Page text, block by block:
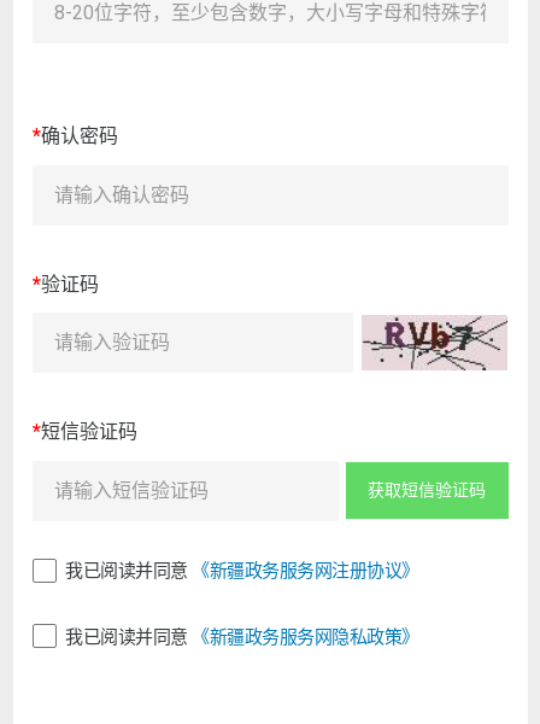
*确认密码
*验证码
*短信验证码
获取短信验证码
我已阅读并同意 《新疆政务服务网注册协议》
我已阅读并同意 《新疆政务服务网隐私政策》